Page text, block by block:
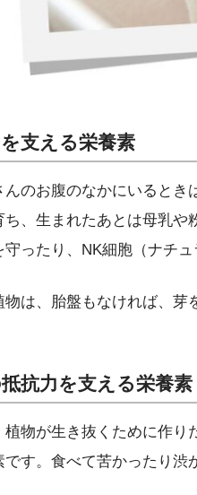
支える栄養素
んのお腹のなかにいると
ち、生まれたあとは母乳
守ったり、NK細胞（ナチ
物は、胎盤もなければ、芽
抗力を支える栄養素
植物が生き抜くために作
です。食べて苦かったり